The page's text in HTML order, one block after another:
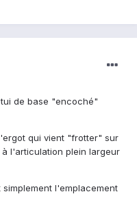
de base "encoché"
qui vient "frotter" sur
l'articulation plein largeur
l'emplacement